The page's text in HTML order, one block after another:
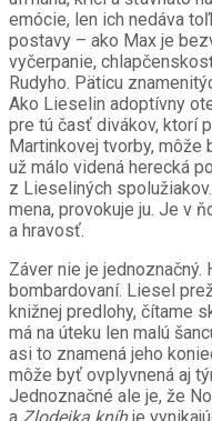
emócie, len ich nedáva
postavy – ako Max je
vyčerpanie,
Rudyho. Päticu
Ako Lieselin adoptívny
pre tú časť divákov, ktorí
Martinkovej tvorby, môže
už málo videná herecká
z Lieseliných
mena, provokuje ju. Je v
a hravosť.
Záver nie je jednoznačný.
bombardovaní. Liesel
knižnej predlohy, čítame
má na úteku len malú
asi to znamená jeho
môže byť ovplyvnená aj
Jednoznačné ale je, že